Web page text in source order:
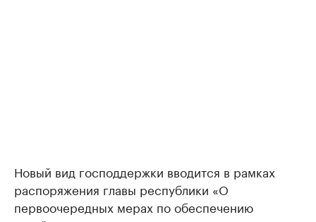
Новый вид господдержки вводится в рамках
распоряжения главы республики «О
первоочередных мерах по обеспечению